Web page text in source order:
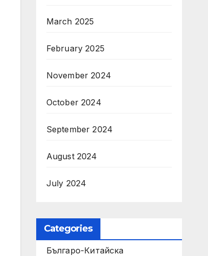
March 2025
February 2025
November 2024
October 2024
September 2024
August 2024
July 2024
Categories
Българо-Китайска